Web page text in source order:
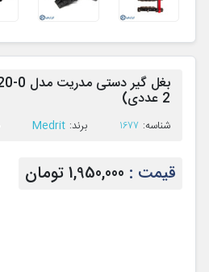
2 عددی)
ﺷﻨﺎﺳﻪ: 1677 ﺑﺮﻧﺪ: Medrit
قیمت : 1,950,000 تومان